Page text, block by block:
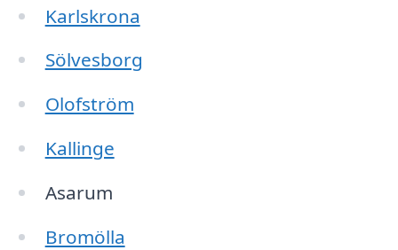
Karlskrona
Sölvesborg
Olofström
Kallinge
Asarum
Bromölla